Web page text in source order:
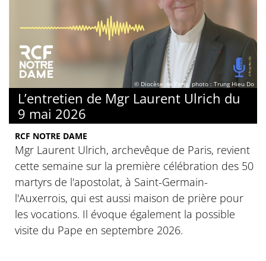
© Diocèse de Paris, photo : Trung Hieu Do
L’entretien de Mgr Laurent Ulrich du
9 mai 2026
RCF NOTRE DAME
Mgr Laurent Ulrich, archevêque de Paris, revient
cette semaine sur la première célébration des 50
martyrs de l'apostolat, à Saint-Germain-
l'Auxerrois, qui est aussi maison de prière pour
les vocations. Il évoque également la possible
visite du Pape en septembre 2026.